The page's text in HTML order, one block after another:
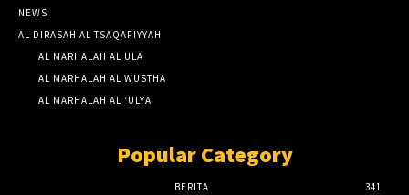
NEWS
AL DIRASAH AL TSAQAFIYYAH
AL MARHALAH AL ULA
AL MARHALAH AL WUSTHA
AL MARHALAH AL ‘ULYA
Popular Category
BERITA
341